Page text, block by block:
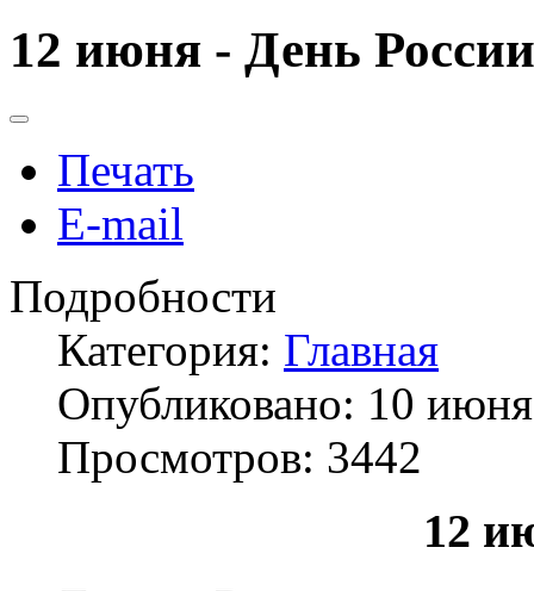
12 июня - День России
Печать
E-mail
Подробности
Категория: Главная
Опубликовано: 10
Просмотров: 3442
12